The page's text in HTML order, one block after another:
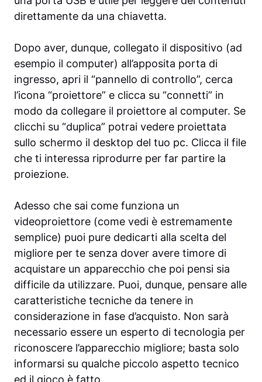
direttamente da una chiavetta.
Dopo aver, dunque, collegato il dispositivo (ad
esempio il computer) all’apposita porta di
ingresso, apri il “pannello di controllo”, cerca
l’icona “proiettore” e clicca su “connetti” in
modo da collegare il proiettore al computer. Se
clicchi su “duplica” potrai vedere proiettata
sullo schermo il desktop del tuo pc. Clicca il file
che ti interessa riprodurre per far partire la
proiezione.
Adesso che sai come funziona un
videoproiettore (come vedi è estremamente
semplice) puoi pure dedicarti alla scelta del
migliore per te senza dover avere timore di
acquistare un apparecchio che poi pensi sia
difficile da utilizzare. Puoi, dunque, pensare alle
caratteristiche tecniche da tenere in
considerazione in fase d’acquisto. Non sarà
necessario essere un esperto di tecnologia per
riconoscere l’apparecchio migliore; basta solo
informarsi su qualche piccolo aspetto tecnico
ed il gioco è fatto.